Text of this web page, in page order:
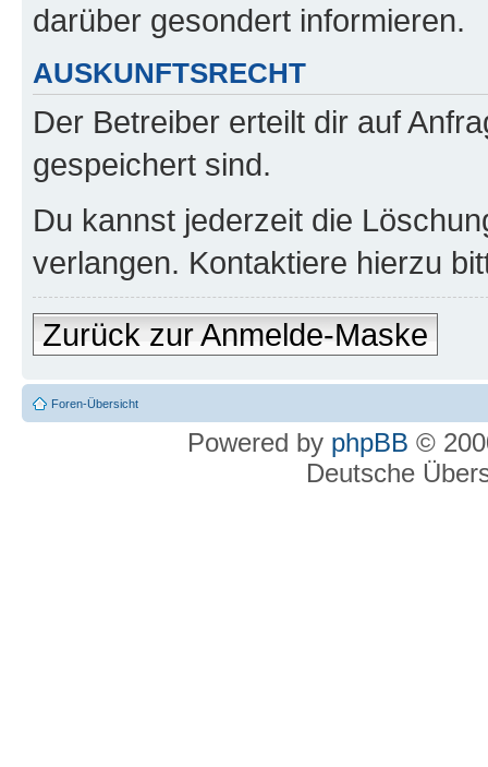
darüber gesondert informieren.
AUSKUNFTSRECHT
Der Betreiber erteilt dir auf
gespeichert sind.
Du kannst jederzeit die
verlangen. Kontaktiere hierzu
Zurück zur Anmelde-Maske
Foren-Übersicht
Powered by phpBB ©
Deutsche